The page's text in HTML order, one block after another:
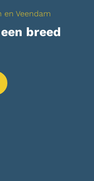
en Veendam
breed